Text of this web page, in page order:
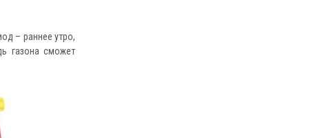
– раннее утро,
газона сможет